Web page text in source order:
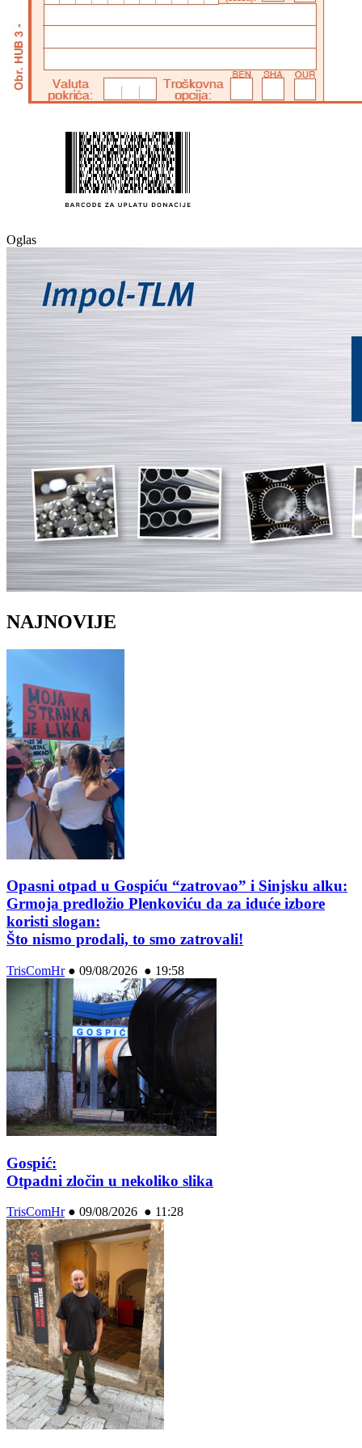
Oglas
NAJNOVIJE
Opasni otpad u Gospiću “zatrovao” i Sinjsku alku:
Grmoja predložio Plenkoviću da za iduće izbore
koristi slogan:
Što nismo prodali, to smo zatrovali!
TrisComHr● 09/08/2026 ● 19:58
Gospić:
Otpadni zločin u nekoliko slika
TrisComHr● 09/08/2026 ● 11:28